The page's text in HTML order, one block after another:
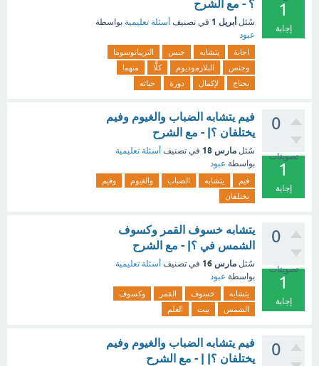
1
إجابة
؟ - مع الشرح
سُئل أبريل 1 في تصنيف أسئلة تعليمية بواسطة
عبود
اجابة يتشابه جنس
التريبانوسوما
وجنس
البلازموديوم كلًّا
منهما
يحتاج
لإكمال دورة حياته
0
تصويتات
1
إجابة
فيم يتشابه الضباب والغيوم وفيم
يختلفان ؟| - مع الشرح
سُئل مارس 18 في تصنيف أسئلة تعليمية
بواسطة عبود
فيم يتشابه الضباب والغيوم
وفيم
يختلفان
0
تصويتات
1
إجابة
يتشابه خسوف القمر وكسوف
الشمس في ؟| - مع الشرح
سُئل مارس 16 في تصنيف أسئلة تعليمية
بواسطة عبود
يتشابه خسوف القمر
وكسوف
الشمس
بيت العلم
0
فيم يتشابه الضباب والغيوم وفيم
يختلفان ؟| | - مع الشرح